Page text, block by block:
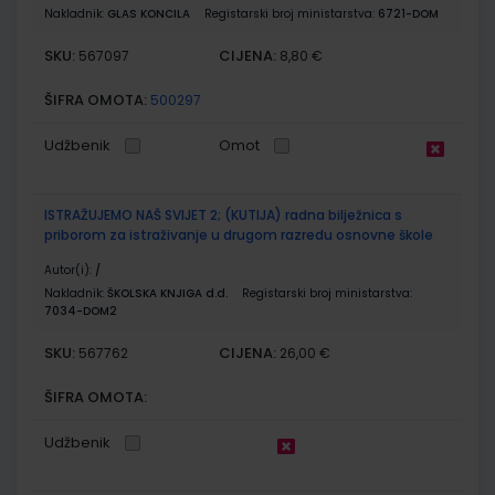
Nakladnik: GLAS KONCILA Registarski broj ministarstva: 6721-DOM
SKU: 567097 CIJENA: 8,80 €
ŠIFRA OMOTA: 500297
Udžbenik Omot
ISTRAŽUJEMO NAŠ SVIJET 2; (KUTIJA) radna bilježnica s
priborom za istraživanje u drugom razredu osnovne škole
Autor(i): /
Nakladnik: ŠKOLSKA KNJIGA d.d.
Registarski broj ministarstva:
7034-DOM2
SKU: 567762 CIJENA: 26,00 €
ŠIFRA OMOTA:
Udžbenik